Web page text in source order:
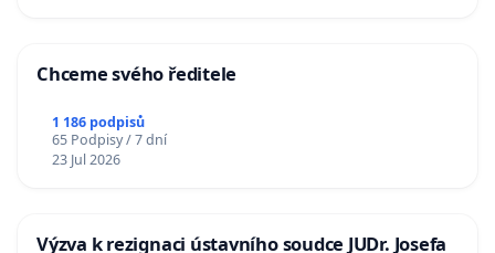
Chceme svého ředitele
1 186 podpisů
65 Podpisy / 7 dní
23 Jul 2026
Výzva k rezignaci ústavního soudce JUDr. Josefa